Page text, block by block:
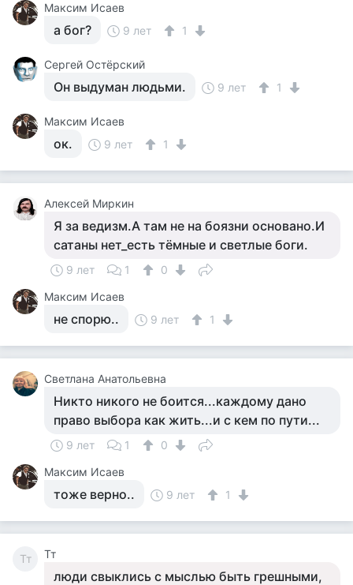
Максим Исаев
а бог? 9 лет 1
Сергей Остёрский
Он выдуман людьми. 9 лет 1
Максим Исаев
ок. 9 лет 1
Алексей Миркин
Я за ведизм.А там не на боязни основано.И
сатаны нет_есть тёмные и светлые боги.
9 лет 1
0
Максим Исаев
не спорю.. 9 лет 1
Светлана Анатольевна
Никто никого не боится...каждому дано
право выбора как жить...и с кем по пути...
9 лет 1
0
Максим Исаев
тоже верно.. 9 лет 1
Тт Тт
люди свыклись с мыслью быть грешными,